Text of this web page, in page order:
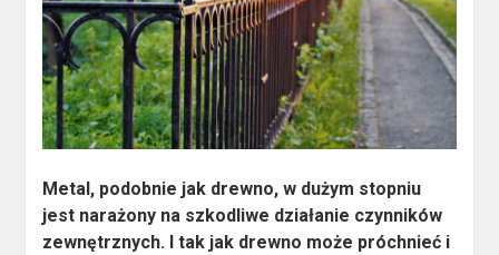
Metal, podobnie jak drewno, w dużym stopniu
jest narażony na szkodliwe działanie czynników
zewnętrznych. I tak jak drewno może próchnieć i